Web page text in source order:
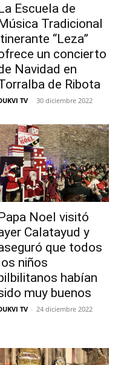
Escuela de
Tradicional
“Leza”
un concierto
Navidad en
de Ribota
TV - 30 diciembre 2022
Noel visitó
Calatayud y
que todos
niños
habían
muy buenos
TV - 24 diciembre 2022